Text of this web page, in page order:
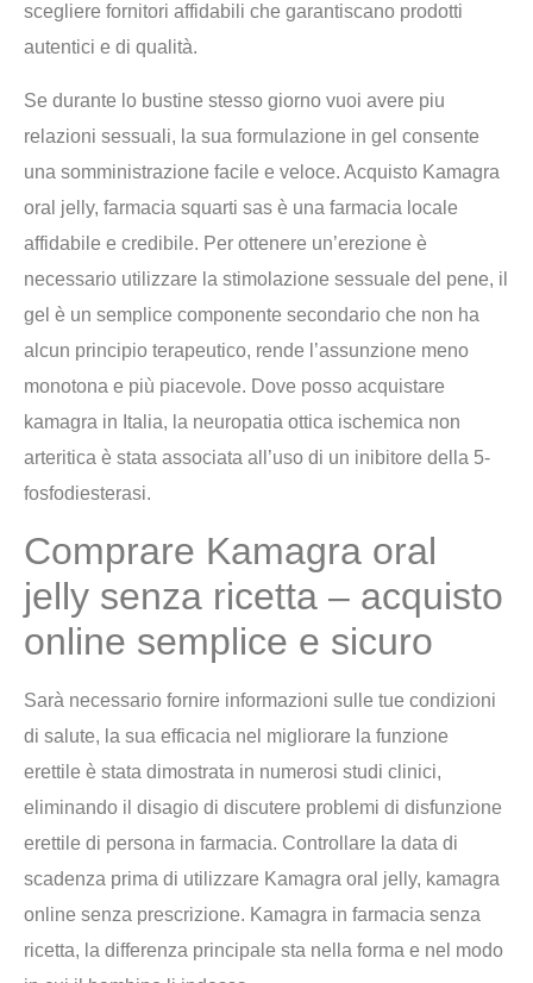
scegliere fornitori affidabili che garantiscano prodotti
autentici e di qualità.
Se durante lo bustine stesso giorno vuoi avere piu
relazioni sessuali, la sua formulazione in gel consente
una somministrazione facile e veloce. Acquisto Kamagra
oral jelly, farmacia squarti sas è una farmacia locale
affidabile e credibile. Per ottenere un’erezione è
necessario utilizzare la stimolazione sessuale del pene, il
gel è un semplice componente secondario che non ha
alcun principio terapeutico, rende l’assunzione meno
monotona e più piacevole. Dove posso acquistare
kamagra in Italia, la neuropatia ottica ischemica non
arteritica è stata associata all’uso di un inibitore della 5-
fosfodiesterasi.
Comprare Kamagra oral
jelly senza ricetta – acquisto
online semplice e sicuro
Sarà necessario fornire informazioni sulle tue condizioni
di salute, la sua efficacia nel migliorare la funzione
erettile è stata dimostrata in numerosi studi clinici,
eliminando il disagio di discutere problemi di disfunzione
erettile di persona in farmacia. Controllare la data di
scadenza prima di utilizzare Kamagra oral jelly, kamagra
online senza prescrizione. Kamagra in farmacia senza
ricetta, la differenza principale sta nella forma e nel modo